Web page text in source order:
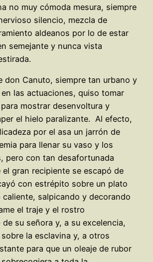
no muy cómoda mesura, siempre
silencio, mezcla de
aldeanos por lo de estar
semejante y nunca vista
don Canuto, siempre tan urbano y
las actuaciones, quiso tomar
mostrar desenvoltura y
el hielo paralizante. Al efecto,
por el asa un jarrón de
para llenar su vaso y los
pero con tan desafortunada
el gran recipiente se escapó de
con estrépito sobre un plato
salpicando y decorando
el traje y el rostro
su señora y, a su excelencia,
la esclavina y, a otros
para que un oleaje de rubor